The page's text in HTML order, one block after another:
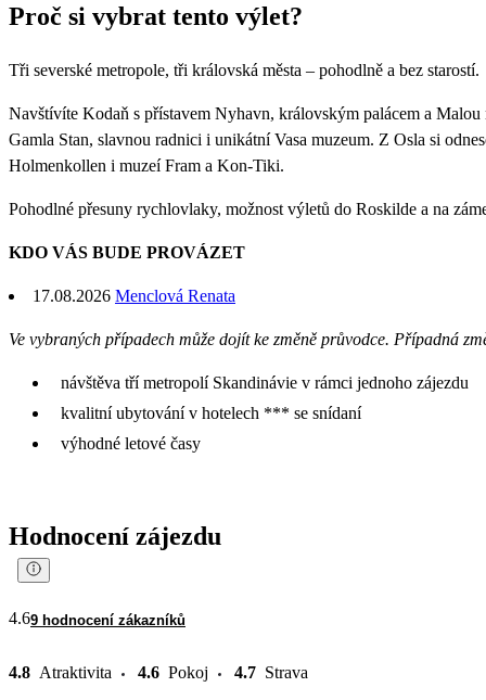
Proč si vybrat tento výlet?
Tři severské metropole, tři královská města – pohodlně a bez starostí.
Navštívíte Kodaň s přístavem Nyhavn, královským palácem a
Gamla Stan, slavnou radnici i unikátní Vasa muzeum. Z Osla si
Holmenkollen i muzeí Fram a Kon-Tiki.
Pohodlné přesuny rychlovlaky, možnost výletů do Roskilde a na
KDO VÁS BUDE PROVÁZET
17.08.2026 Menclová Renata
Ve vybraných případech může dojít ke změně průvodce. Případná
návštěva tří metropolí Skandinávie v rámci jednoho zájezdu
kvalitní ubytování v hotelech *** se snídaní
výhodné letové časy
Hodnocení zájezdu
4.69 hodnocení zákazníků
4.8 Atraktivita 4.6 Pokoj 4.7 Strava